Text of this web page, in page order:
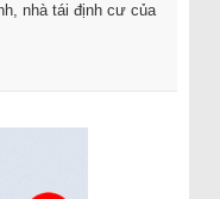
nhà tái định cư của